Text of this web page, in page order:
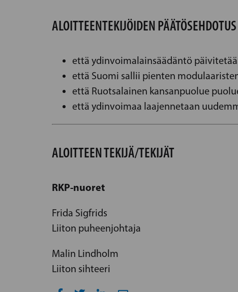
ALOITTEENTEKIJÖIDEN PÄÄTÖSEHDOTUS
että ydinvoimalainsäädäntö
että Suomi sallii pienten
että Ruotsalainen kansanpuolue
että ydinvoimaa laajennetaan
ALOITTEEN TEKIJÄ/TEKIJÄT
RKP-nuoret
Frida Sigfrids
Liiton puheenjohtaja
Malin Lindholm
Liiton sihteeri